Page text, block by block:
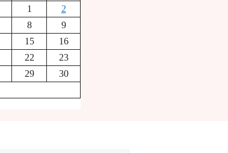
1
2
8
9
15
16
22
23
29
30